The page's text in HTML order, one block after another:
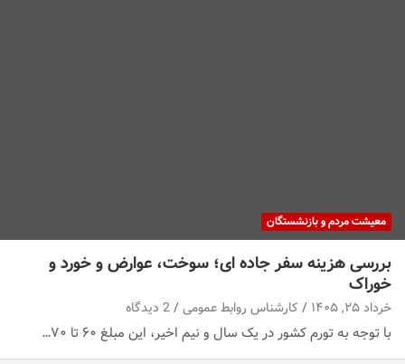
معیشت مردم و بازنشستگان
بررسی هزینه سفر جاده ای؛ سوخت، عوارض و خورد و
خوراک
خرداد ۲۵, ۱۴۰۵ کارشناس روابط عمومی 2 دیدگاه
با توجه به تورم کشور در یک سال و نیم اخیر، این مبلغ ۶۰ تا ۷۰…